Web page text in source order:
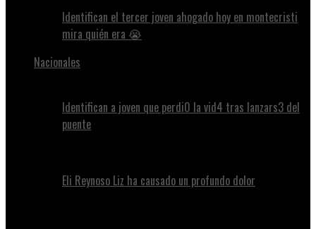
Identifican el tercer joven ahogado hoy en montecristi
mira quién era 😭
Nacionales
Identifican a joven que perdi0 la vid4 tras lanzars3 del
puente
Eli Reynoso Liz ha causado un profundo dolor